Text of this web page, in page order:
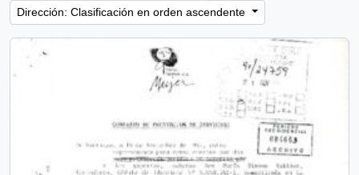
Dirección: Clasificación en orden ascendente